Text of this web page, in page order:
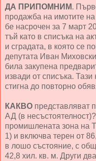
ДА ПРИПОМНИМ.
продажба на имотите
бе насрочен за 7 март
тъй като в списъка на
и сградата, в която се
депутата Иван
била закупена
извади от списъка. Тази
стигна до повторно
КАКВО представляват
АД (в
промишлената зона на
1) и включва терен от
в лошо състояние, с
42,8 хил. кв. м. Други